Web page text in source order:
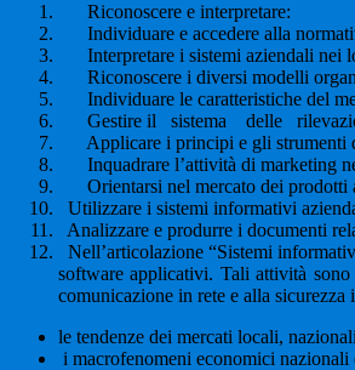
Riconoscere e interpretare:
Individuare e accedere alla
Interpretare i sistemi aziendali nei
Riconoscere i diversi modelli
Individuare le caratteristiche del
Gestire il sistema delle
Applicare i principi e gli strumenti
Inquadrare l’attività di marketing
Orientarsi nel mercato dei prodotti
Utilizzare i sistemi informativi
Analizzare e produrre i documenti
Nell’articolazione “Sistemi
software applicativi. Tali attività sono
comunicazione in rete e alla sicurezza
le tendenze dei mercati locali,
i macrofenomeni economici